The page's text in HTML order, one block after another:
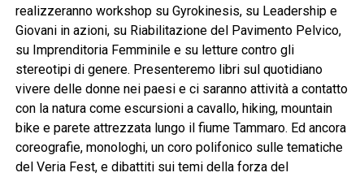
realizzeranno workshop su Gyrokinesis, su Leadership e
Giovani in azioni, su Riabilitazione del Pavimento Pelvico,
su Imprenditoria Femminile e su letture contro gli
stereotipi di genere. Presenteremo libri sul quotidiano
vivere delle donne nei paesi e ci saranno attività a contatto
con la natura come escursioni a cavallo, hiking, mountain
bike e parete attrezzata lungo il fiume Tammaro. Ed ancora
coreografie, monologhi, un coro polifonico sulle tematiche
del Veria Fest, e dibattiti sui temi della forza del